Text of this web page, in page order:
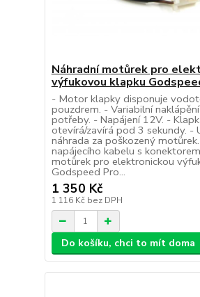
Náhradní motůrek pro
výfukovou klapku
- Motor klapky disponuje
pouzdrem. - Variabilní
potřeby. - Napájení 12V. -
otevírá/zavírá pod 3 sekundy. -
náhrada za poškozený
napájecího kabelu s
motůrek pro elektronickou
Godspeed Pro...
1 350 Kč
1 116 Kč bez DPH
Do košíku, chci to mít doma